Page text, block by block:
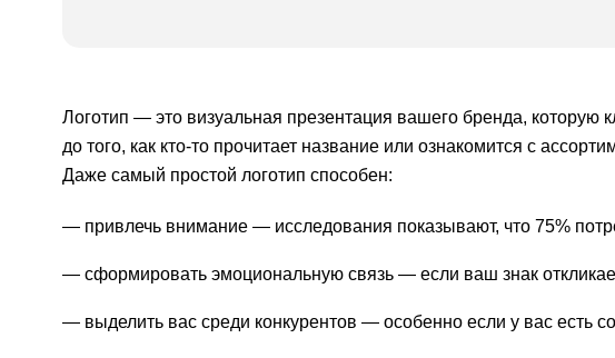
Логотип — это визуальная презентация вашего бренда, которую
до того, как кто-то прочитает название или ознакомится с
Даже самый простой логотип способен:
привлечь внимание — исследования показывают, что 75%
сформировать эмоциональную связь — если ваш знак
выделить вас среди конкурентов — особенно если у вас есть